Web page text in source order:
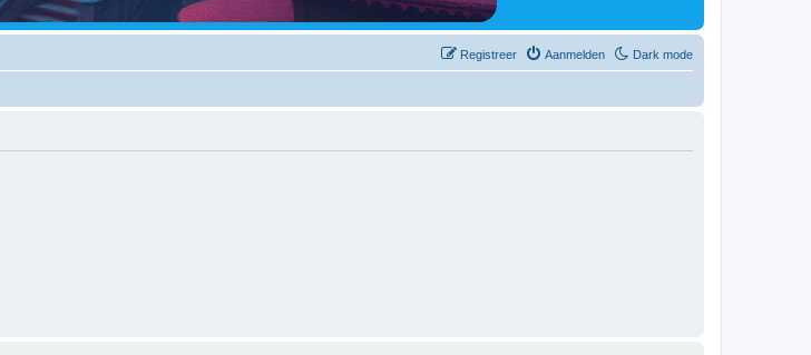
Dark mode
Aanmelden
Registreer